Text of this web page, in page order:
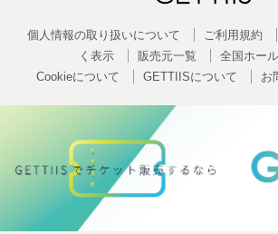
個人情報の取り扱いについて ご利用規約
く表示
販売元一覧
全国ホー
Cookieについて
GETTIISについて お